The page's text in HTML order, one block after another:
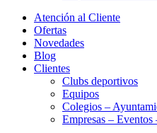
Atención al Cliente
Ofertas
Novedades
Blog
Clientes
Clubs deportivos
Equipos
Colegios –
Empresas – Eventos